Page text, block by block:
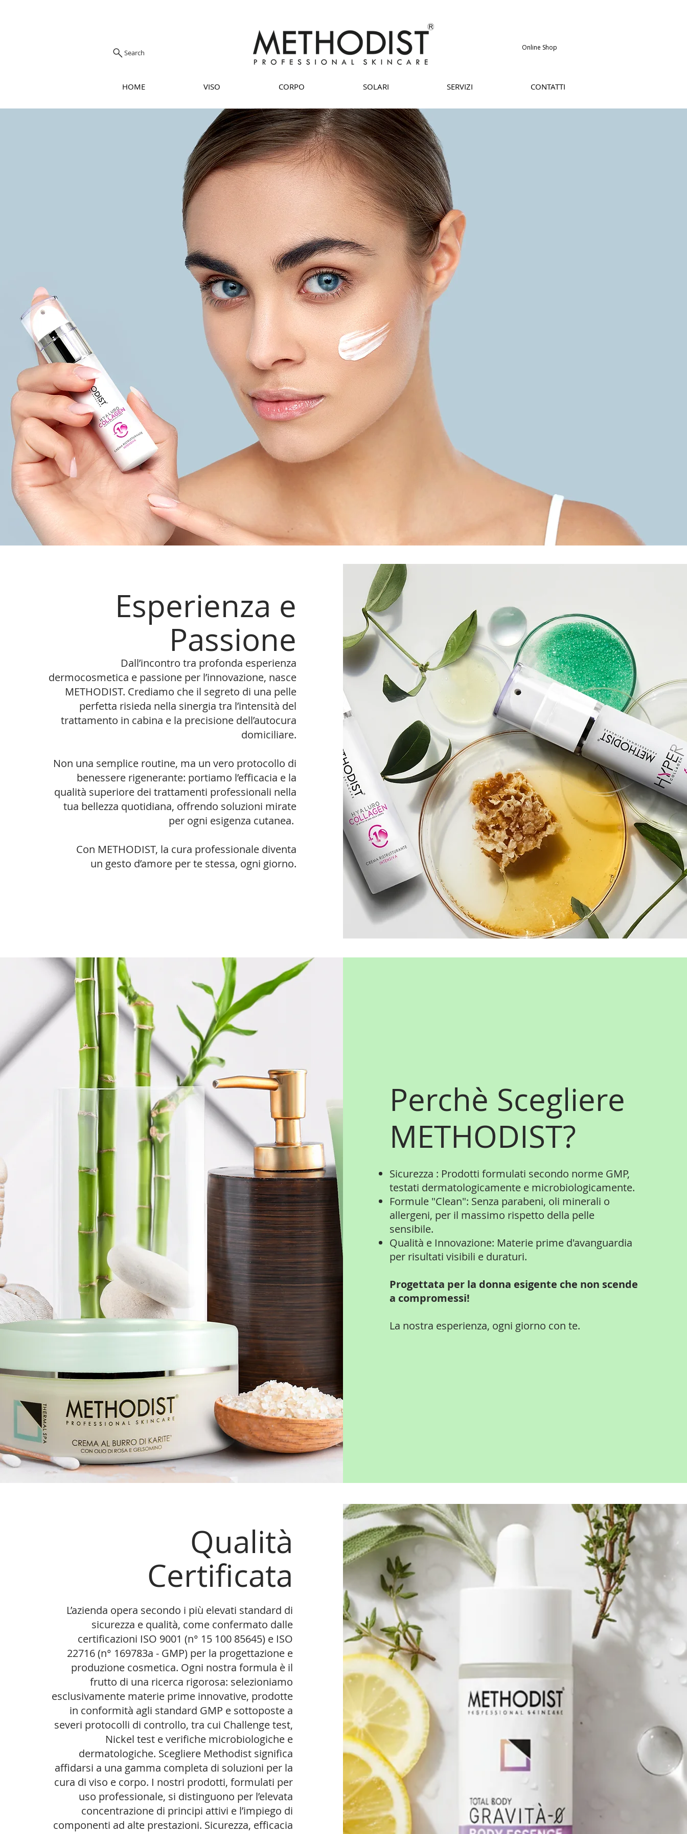
Search
Online Shop
HOME VISO CORPO SOLARI SERVIZI CONTATTI
Esperienza e
Passione
Dall’incontro tra profonda esperienza
dermocosmetica e passione per l’innovazione, nasce
METHODIST. Crediamo che il segreto di una pelle
perfetta risieda nella sinergia tra l’intensità del
trattamento in cabina e la precisione dell’autocura
domiciliare.
Non una semplice routine, ma un vero protocollo di
benessere rigenerante: portiamo l’efficacia e la
qualità superiore dei trattamenti professionali nella
tua bellezza quotidiana, offrendo soluzioni mirate
per ogni esigenza cutanea.
Con METHODIST, la cura professionale diventa
un gesto d’amore per te stessa, ogni giorno.
Perchè Scegliere
METHODIST?
Sicurezza : Prodotti formulati secondo norme GMP,
testati dermatologicamente e microbiologicamente.
Formule "Clean": Senza parabeni, oli minerali o
allergeni, per il massimo rispetto della pelle
sensibile.
Qualità e Innovazione: Materie prime d'avanguardia
per risultati visibili e duraturi.
Progettata per la donna esigente che non scende
a compromessi!
La nostra esperienza, ogni giorno con te.
Qualità
Certificata
L’azienda opera secondo i più elevati standard di
sicurezza e qualità, come confermato dalle
certificazioni ISO 9001 (n° 15 100 85645) e ISO
22716 (n° 169783a - GMP) per la progettazione e
produzione cosmetica. Ogni nostra formula è il
frutto di una ricerca rigorosa: selezioniamo
esclusivamente materie prime innovative, prodotte
in conformità agli standard GMP e sottoposte a
severi protocolli di controllo, tra cui Challenge test,
Nickel test e verifiche microbiologiche e
dermatologiche. Scegliere Methodist significa
affidarsi a una gamma completa di soluzioni per la
cura di viso e corpo. I nostri prodotti, formulati per
uso professionale, si distinguono per l’elevata
concentrazione di principi attivi e l’impiego di
componenti ad alte prestazioni. Sicurezza, efficacia